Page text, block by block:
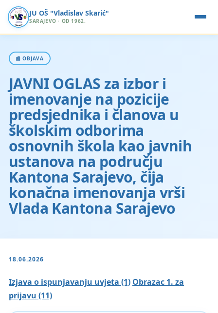
JU OŠ "Vladislav Skarić"
SARAJEVO · OD 1962.
📰 OBJAVA
JAVNI OGLAS za izbor i
imenovanje na pozicije
predsjednika i članova u
školskim odborima
osnovnih škola kao javnih
ustanova na području
Kantona Sarajevo, čija
konačna imenovanja vrši
Vlada Kantona Sarajevo
18.06.2026
Izjava o ispunjavanju uvjeta (1) Obrazac 1. za
prijavu (11)